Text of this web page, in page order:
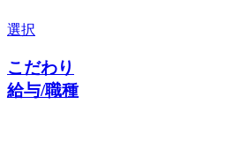
選択
こだわり
給与/職種